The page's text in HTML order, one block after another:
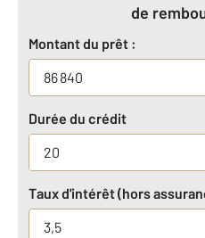
de
Montant du prêt :
Durée du crédit
Taux d'intérêt (hors